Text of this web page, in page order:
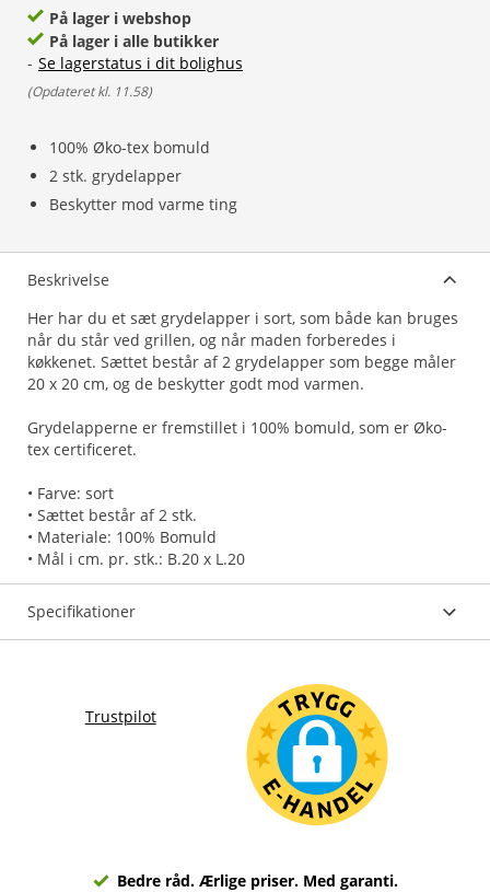
100% Øko-tex bomuld
2 stk. grydelapper
Beskytter mod varme ting
På lager i webshop
På lager i alle butikker
- Se lagerstatus i dit bolighus
(Opdateret kl. 11.58)
Beskrivelse
Her har du et sæt grydelapper i sort, som både kan bruges
når du står ved grillen, og når maden forberedes i
køkkenet. Sættet består af 2 grydelapper som begge måler
20 x 20 cm, og de beskytter godt mod varmen.
Grydelapperne er fremstillet i 100% bomuld, som er Øko-
tex certificeret.
• Farve: sort
• Sættet består af 2 stk.
• Materiale: 100% Bomuld
Specifikationer
Trustpilot
Bedre råd. Ærlige priser. Med garanti.